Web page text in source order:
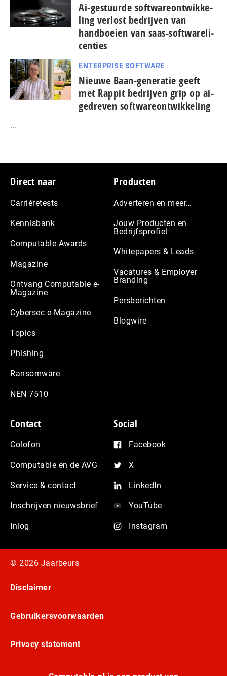
Ai-gestuurde soft­wa­re­ont­wik­ke­
ling verlost bedrijven van
handboeien van saas-soft­wa­re­li­
cen­ties
ENTERPRISE SOFTWARE
Nieuwe Baan-generatie geeft
met Rappit bedrijven grip op ai-
gedreven softwareontwikkeling
...
Footer
Direct naar
Carrièretests
Kennisbank
Computable Awards
Magazine
Ontvang Computable e-
Magazine
Cybersec e-Magazine
Topics
Phishing
Ransomware
NEN 7510
Producten
Adverteren en meer…
Jouw Producten en
Bedrijfsprofiel
Whitepapers & Leads
Vacatures & Employer
Branding
Persberichten
Blogwire
Contact
Colofon
Computable en de AVG
Service & contact
Inschrijven nieuwsbrief
Inlog
Social
Facebook
X
LinkedIn
YouTube
Instagram
© 2026 Jaarbeurs
Disclaimer
Gebruikersvoorwaarden
Privacy statement